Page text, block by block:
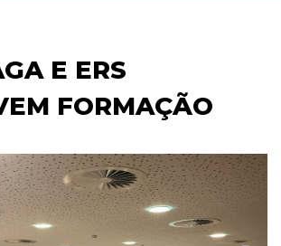
E ERS
FORMAÇÃO